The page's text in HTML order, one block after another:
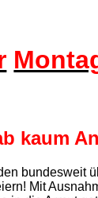
kaum
bundesweit
Mit